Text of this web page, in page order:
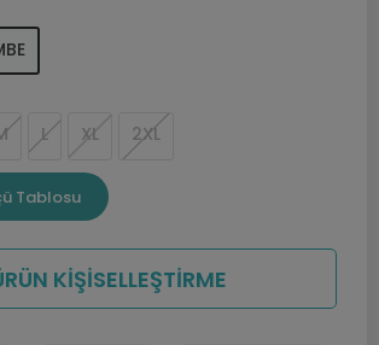
L XL 2XL
Tablosu
KİŞİSELLEŞTİRME